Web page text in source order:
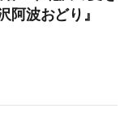
阿波おどり』